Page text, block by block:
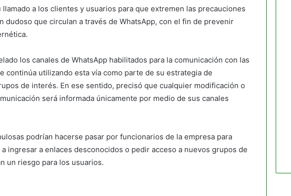
a los clientes y usuarios para que extremen las precauciones
dudoso que circulan a través de WhatsApp, con el fin de prevenir
los canales de WhatsApp habilitados para la comunicación con las
continúa utilizando esta vía como parte de su estrategia de
de interés. En ese sentido, precisó que cualquier modificación o
será informada únicamente por medio de sus canales
podrían hacerse pasar por funcionarios de la empresa para
ingresar a enlaces desconocidos o pedir acceso a nuevos grupos de
un riesgo para los usuarios.